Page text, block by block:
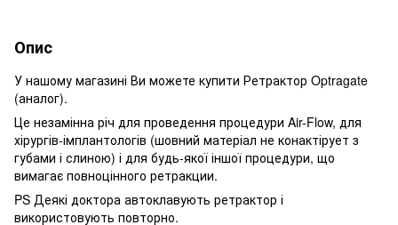
Опис
У нашому магазині Ви можете купити Ретрактор Optragate
(аналог).
Це незамінна річ для проведення процедури Air-Flow, для
хірургів-імплантологів (шовний матеріал не конактірует з
губами і слиною) і для будь-якої іншої процедури, що
вимагає повноцінного ретракции.
PS Деякі доктора автоклавують ретрактор і
використовують повторно.